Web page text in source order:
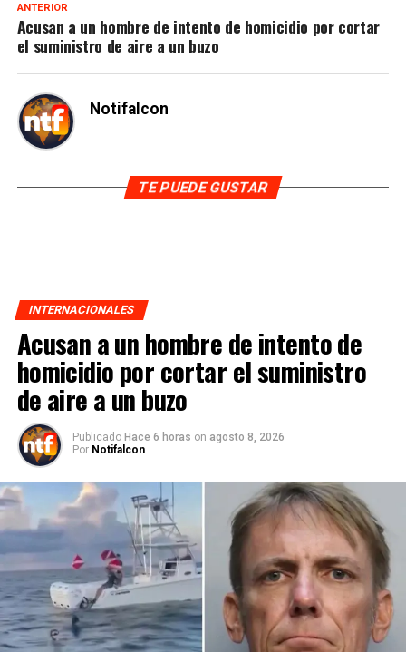
ANTERIOR
Acusan a un hombre de intento de homicidio por cortar
el suministro de aire a un buzo
Notifalcon
TE PUEDE GUSTAR
INTERNACIONALES
Acusan a un hombre de intento de
homicidio por cortar el suministro
de aire a un buzo
Publicado Hace 6 horas on agosto 8, 2026
Por Notifalcon